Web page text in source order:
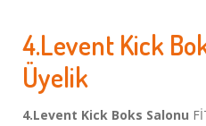
4.Levent Kick
Üyelik
4.Levent Kick Boks Salonu